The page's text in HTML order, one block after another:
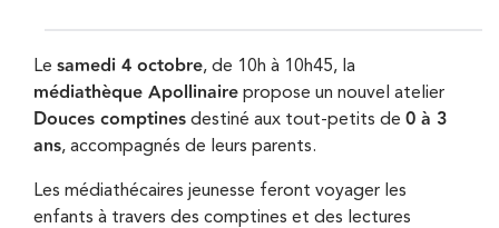
Le samedi 4 octobre, de 10h à 10h45, la
médiathèque Apollinaire propose un nouvel atelier
Douces comptines destiné aux tout-petits de 0 à 3
ans, accompagnés de leurs parents.
Les médiathécaires jeunesse feront voyager les
enfants à travers des comptines et des lectures